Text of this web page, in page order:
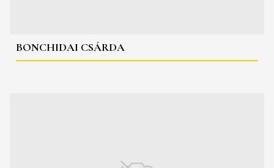
BONCHIDAI CSÁRDA